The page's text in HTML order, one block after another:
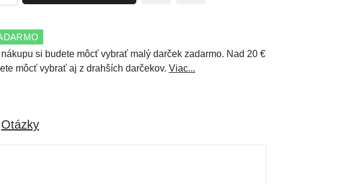
si budete môcť vybrať malý darček zadarmo. Nad 20 €
môcť vybrať aj z drahších darčekov. Viac...
Otázky